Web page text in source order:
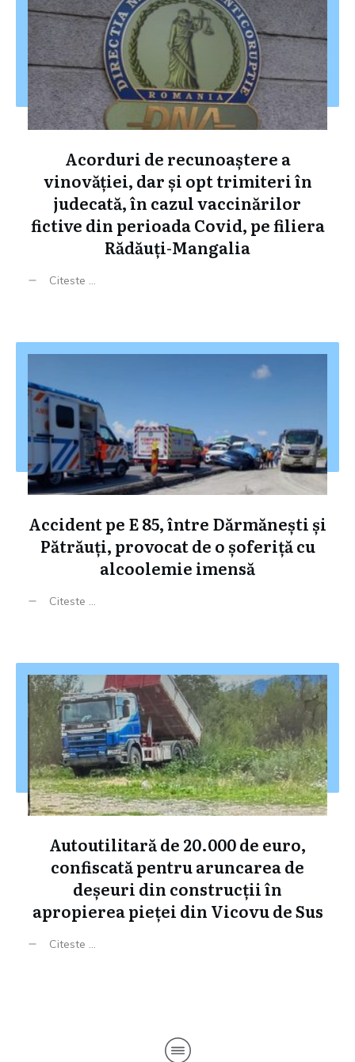
Acorduri de recunoaștere a
vinovăției, dar și opt trimiteri în
judecată, în cazul vaccinărilor
fictive din perioada Covid, pe filiera
Rădăuți-Mangalia
Citeste ...
Accident pe E 85, între Dărmănești și
Pătrăuți, provocat de o șoferiță cu
alcoolemie imensă
Citeste ...
Autoutilitară de 20.000 de euro,
confiscată pentru aruncarea de
deșeuri din construcții în
apropierea pieței din Vicovu de Sus
Citeste ...